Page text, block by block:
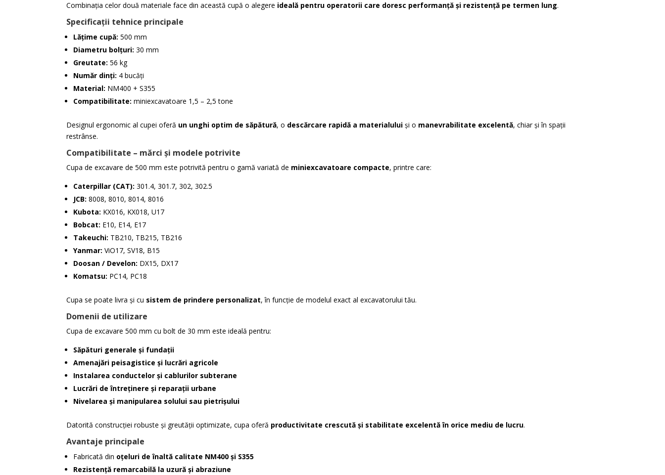
Combinația celor două materiale face din această cupă o alegere ideală pentru operatorii care doresc performanță și rezistență pe termen lung.
Specificații tehnice principale
Lățime cupă: 500 mm
Diametru bolțuri: 30 mm
Greutate: 56 kg
Număr dinți: 4 bucăți
Material: NM400 + S355
Compatibilitate: miniexcavatoare 1,5 – 2,5 tone
Designul ergonomic al cupei oferă un unghi optim de săpătură, o descărcare rapidă a materialului și o manevrabilitate excelentă, chiar și în spații
restrânse.
Compatibilitate – mărci și modele potrivite
Cupa de excavare de 500 mm este potrivită pentru o gamă variată de miniexcavatoare compacte, printre care:
Caterpillar (CAT): 301.4, 301.7, 302, 302.5
JCB: 8008, 8010, 8014, 8016
Kubota: KX016, KX018, U17
Bobcat: E10, E14, E17
Takeuchi: TB210, TB215, TB216
Yanmar: ViO17, SV18, B15
Doosan / Develon: DX15, DX17
Komatsu: PC14, PC18
Cupa se poate livra și cu sistem de prindere personalizat, în funcție de modelul exact al excavatorului tău.
Domenii de utilizare
Cupa de excavare 500 mm cu bolt de 30 mm este ideală pentru:
Săpături generale și fundații
Amenajări peisagistice și lucrări agricole
Instalarea conductelor și cablurilor subterane
Lucrări de întreținere și reparații urbane
Nivelarea și manipularea solului sau pietrișului
Datorită construcției robuste și greutății optimizate, cupa oferă productivitate crescută și stabilitate excelentă în orice mediu de lucru.
Avantaje principale
Fabricată din oțeluri de înaltă calitate NM400 și S355
Rezistență remarcabilă la uzură și abraziune